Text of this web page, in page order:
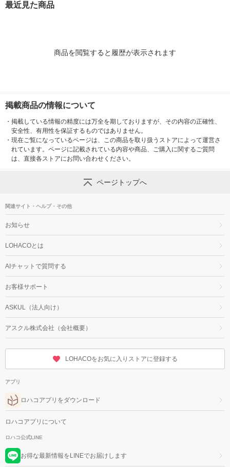
最近見た商品
商品を閲覧すると履歴が表示されます
掲載商品の情報について
・ 掲載している情報の精度には万全を期しておりますが、その内容の正確性、
安全性、有用性を保証するものではありません。
・ 現在ご覧になっているページは、この商品を取り扱うストアによって運営さ
れています。ページに記載されている内容や商品、ご購入に関するご質問
は、直接各ストアにお問い合わせください。
ページトップへ
関連サイト・ヘルプ・その他
お知らせ
LOHACOとは
AIチャットで質問する
お客様サポート
ASKUL（法人向け）
アスクル株式会社（会社概要）
LOHACOをお気に入りストアに登録する
アプリ
ロハコアプリをダウンロード
ロハコアプリについて
ロハコ公式LINE
お得な最新情報をLINEでお届けします